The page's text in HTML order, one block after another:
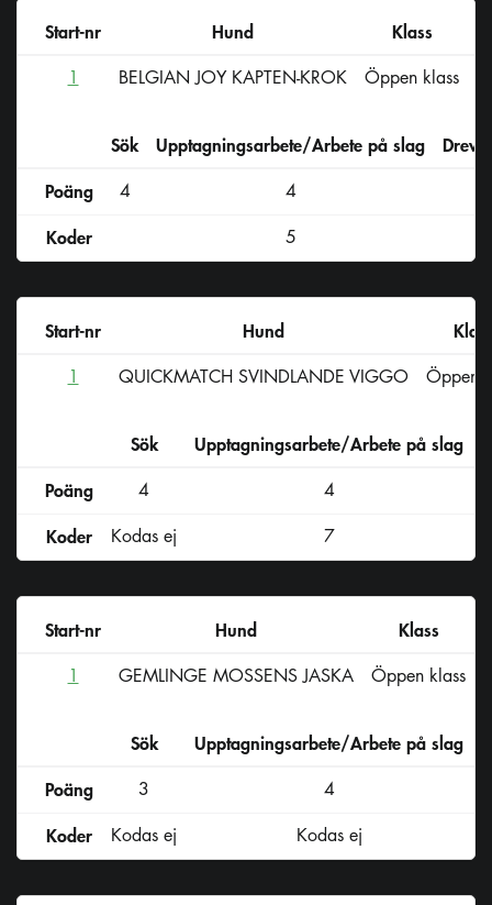
Start-nr Hund
Klass
1
BELGIAN JOY KAPTEN-KROK Öppen klass
Sök Upptagningsarbete/Arbete på slag
Poäng
4 4
Koder
5
Start-nr Hund
1
QUICKMATCH SVINDLANDE VIGGO Öppen
Sök Upptagningsarbete/Arbete på slag
Poäng
4
4
Koder
Kodas ej 7
Start-nr Hund
Klass
1
GEMLINGE MOSSENS JASKA Öppen klass
Sök Upptagningsarbete/Arbete på slag
Poäng
3
4
Koder
Kodas ej Kodas ej